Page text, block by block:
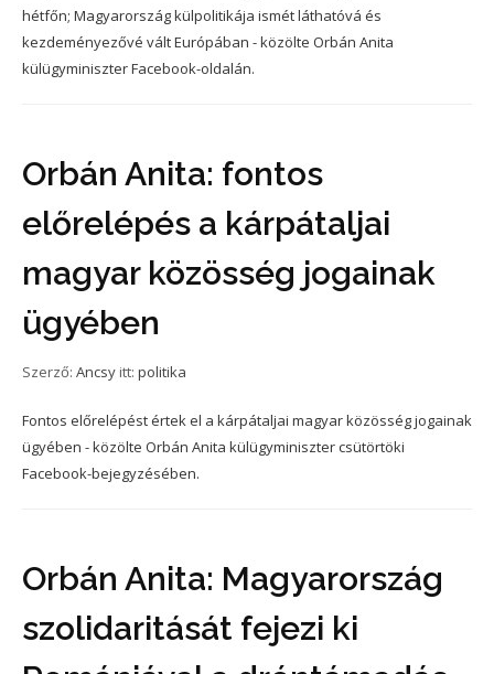
hétfőn; Magyarország külpolitikája ismét láthatóvá és
kezdeményezővé vált Európában - közölte Orbán Anita
külügyminiszter Facebook-oldalán.
Orbán Anita: fontos
előrelépés a kárpátaljai
magyar közösség jogainak
ügyében
Szerző: Ancsy itt: politika
Fontos előrelépést értek el a kárpátaljai magyar közösség jogainak
ügyében - közölte Orbán Anita külügyminiszter csütörtöki
Facebook-bejegyzésében.
Orbán Anita: Magyarország
szolidaritását fejezi ki